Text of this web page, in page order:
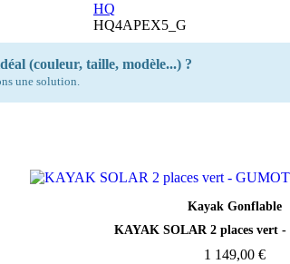
HQ
HQ4APEX5_G
(couleur, taille, modèle...) ?
une solution.
Aperçu rapide
Kayak Gonflable
KAYAK SOLAR 2 places vert
1 149,00 €